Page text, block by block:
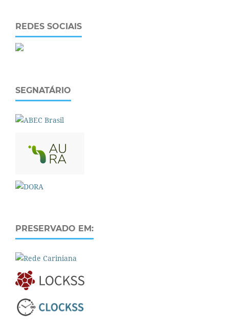
REDES SOCIAIS
SEGNATÁRIO
PRESERVADO EM: